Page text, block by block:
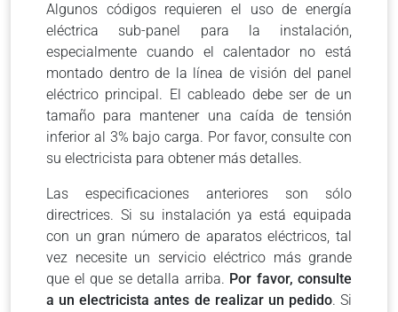
Algunos códigos requieren el uso de energía
eléctrica sub-panel para la instalación,
especialmente cuando el calentador no está
montado dentro de la línea de visión del panel
eléctrico principal. El cableado debe ser de un
tamaño para mantener una caída de tensión
inferior al 3% bajo carga. Por favor, consulte con
su electricista para obtener más detalles.
Las especificaciones anteriores son sólo
directrices. Si su instalación ya está equipada
con un gran número de aparatos eléctricos, tal
vez necesite un servicio eléctrico más grande
que el que se detalla arriba. Por favor, consulte
a un electricista antes de realizar un pedido. Si